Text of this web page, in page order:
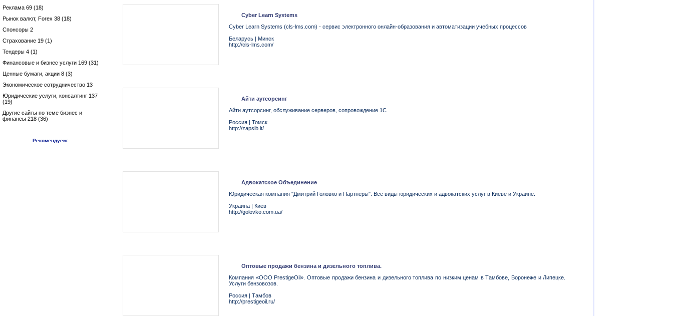
Реклама 69 (18)
Рынок валют, Forex 38 (18)
Спонсоры 2
Страхование 19 (1)
Тендеры 4 (1)
Финансовые и бизнес услуги 169 (31)
Ценные бумаги, акции 8 (3)
Экономическое сотрудничество 13
Юридические услуги, консалтинг 137
(19)
Другие сайты по теме бизнес и
финансы 218 (36)
Рекомендуем:
Cyber Learn Systems
Cyber Learn Systems (cls-lms.com) - сервис электронного онлайн-образования и автоматизации учебных процессов
Беларусь | Минск
http://cls-lms.com/
Айти аутсорсинг
Айти аутсорсинг, обслуживание серверов, сопровождение 1С
Россия | Томск
http://zapsib.it/
Адвокатское Объединение
Юридическая компания "Дмитрий Головко и Партнеры". Все виды юридических и адвокатских услуг в Киеве и Украине.
Украина | Киев
http://golovko.com.ua/
Оптовые продажи бензина и дизельного топлива.
Компания «ООО PrestigeOil». Оптовые продажи бензина и дизельного топлива по низким ценам в Тамбове, Воронеже и Липецке.
Услуги бензовозов.
Россия | Тамбов
http://prestigeoil.ru/